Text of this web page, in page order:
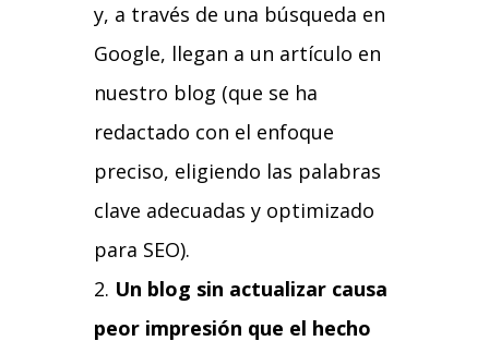
y, a través de una búsqueda en
Google, llegan a un artículo en
nuestro blog (que se ha
redactado con el enfoque
preciso, eligiendo las palabras
clave adecuadas y optimizado
para SEO).
Un blog sin actualizar causa
peor impresión que el hecho